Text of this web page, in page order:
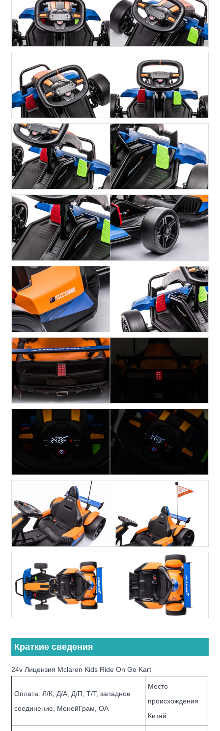
Краткие сведения
24v Лицензия Mclaren Kids Ride On Go Kart
Оплата: Л/К, Д/А, Д/П, Т/Т, западное
соединение, МонейГрам, ОА
Место
происхождения
Китай